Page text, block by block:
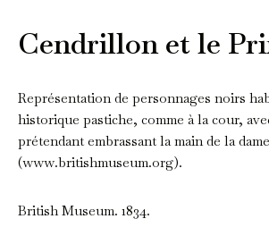
Cendrillon et le
Représentation de personnages noirs
historique pastiche, comme à la cour,
prétendant embrassant la main de la
(www.britishmuseum.org).
British Museum. 1834.